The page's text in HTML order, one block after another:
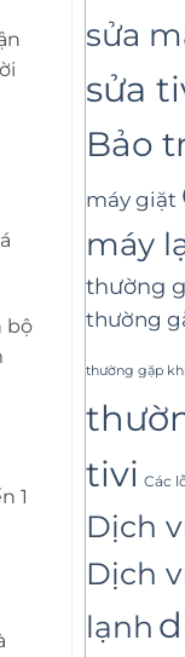
bộ
1
sửa
sửa
Bảo
máy giặt
máy
thường
thường
thường gặp
tivi Các
Dịch
Dịch
lạnh